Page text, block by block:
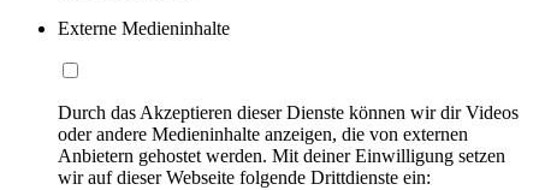
Externe Medieninhalte
Durch das Akzeptieren dieser Dienste können wir dir Videos
oder andere Medieninhalte anzeigen, die von externen
Anbietern gehostet werden. Mit deiner Einwilligung setzen
wir auf dieser Webseite folgende Drittdienste ein: